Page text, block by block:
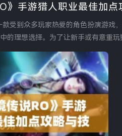
》手游猎人职业最佳加点
款受到众多玩家热爱的角色扮演游
的理想选择。为了让新手或有意重